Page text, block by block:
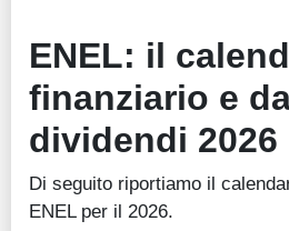
ENEL: il
finanziario e
dividendi 2026
Di seguito riportiamo il
ENEL per il 2026.